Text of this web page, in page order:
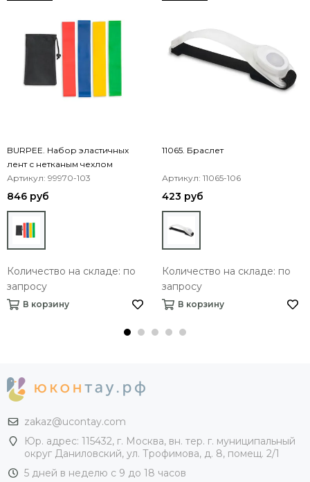
BURPEE. Набор эластичных
лент с нетканым чехлом
Артикул: 99970-103
846 руб
Количество на складе: по
запросу
В корзину
11065. Браслет
Артикул: 11065-106
423 руб
Количество на складе: по
запросу
В корзину
zakaz@ucontay.com
Юр. адрес: 115432, г. Москва, вн. тер. г. муниципальный
округ Даниловский, ул. Трофимова, д. 8, помещ. 2/1
5 дней в неделю с 9 до 18 часов